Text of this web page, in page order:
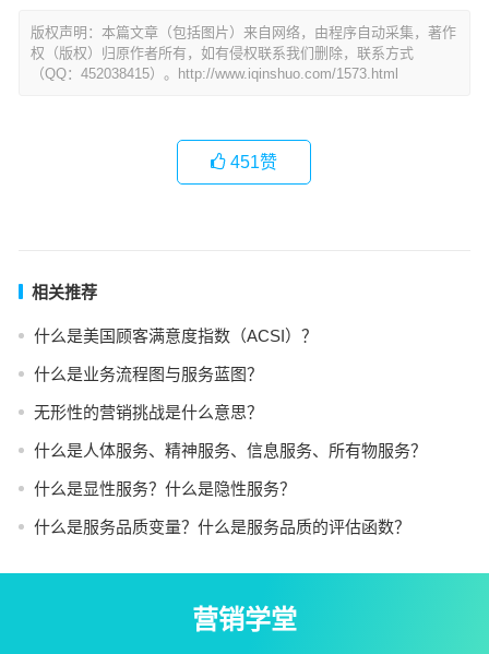
版权声明：本篇文章（包括图片）来自网络，由程序自动采集，著作
权（版权）归原作者所有，如有侵权联系我们删除，联系方式
（QQ：452038415）。http://www.iqinshuo.com/1573.html
451赞
相关推荐
什么是美国顾客满意度指数（ACSI）？
什么是业务流程图与服务蓝图？
无形性的营销挑战是什么意思？
什么是人体服务、精神服务、信息服务、所有物服务？
什么是显性服务？什么是隐性服务？
什么是服务品质变量？什么是服务品质的评估函数？
营销学堂